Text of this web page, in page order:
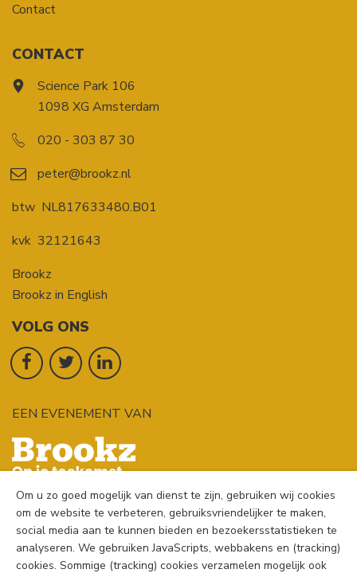
Contact
CONTACT
Science Park 106
1098 XG Amsterdam
020 - 303 87 30
peter@brookz.nl
btw NL817633480.B01
kvk 32121643
Brookz
Brookz in English
VOLG ONS
EEN EVENEMENT VAN
Om u zo goed mogelijk van dienst te zijn, gebruiken wij cookies
om de website te verbeteren, gebruiksvriendelijker te maken,
social media aan te kunnen bieden en bezoekersstatistieken te
analyseren. We gebruiken JavaScripts, webbakens en (tracking)
cookies. Sommige (tracking) cookies verzamelen mogelijk ook